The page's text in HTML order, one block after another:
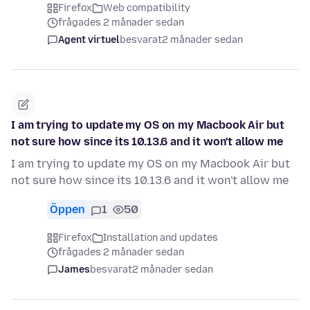
Firefox
Web compatibility
frågades 2 månader sedan
Agent virtuelbesvarat2 månader sedan
I am trying to update my OS on my Macbook Air but
not sure how since its 10.13.6 and it won't allow me
I am trying to update my OS on my Macbook Air but
not sure how since its 10.13.6 and it won't allow me
Öppen 1 50
Firefox
Installation and updates
frågades 2 månader sedan
Jamesbesvarat2 månader sedan